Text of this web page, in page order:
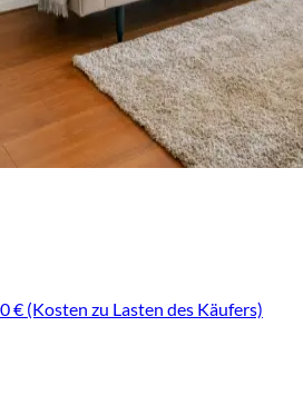
€ (Kosten zu Lasten des Käufers)